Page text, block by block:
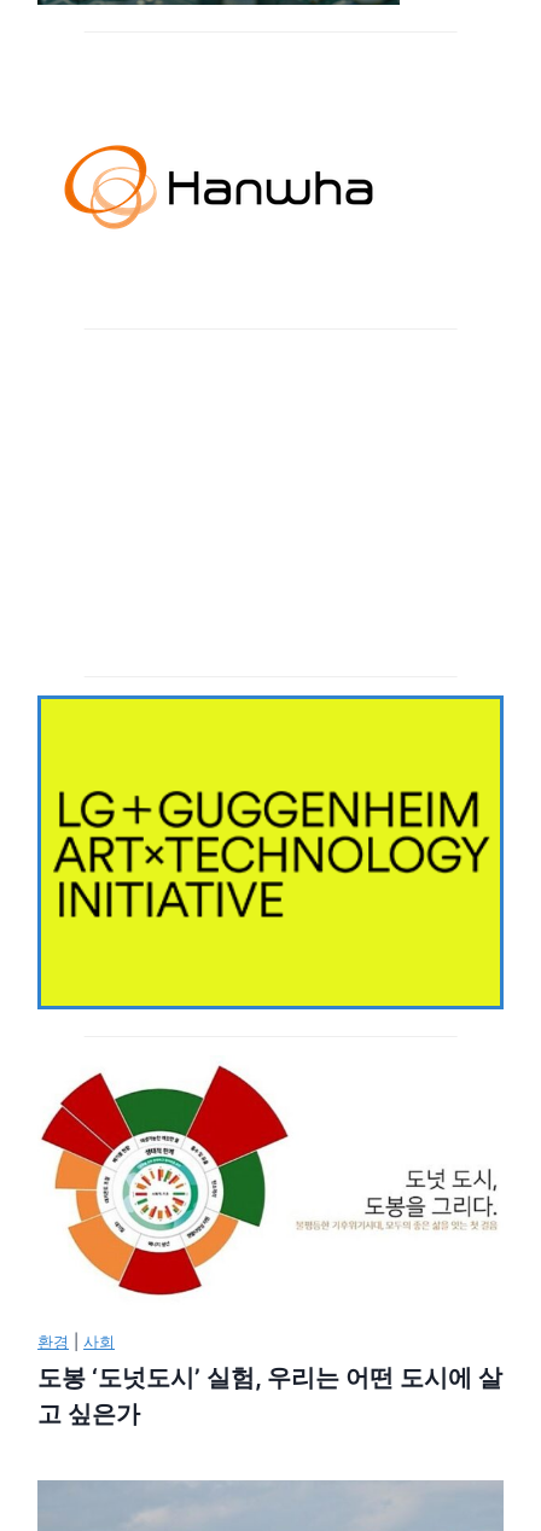
환경 |사회
도봉 ‘도넛도시’ 실험, 우리는 어떤 도시에 살
고 싶은가